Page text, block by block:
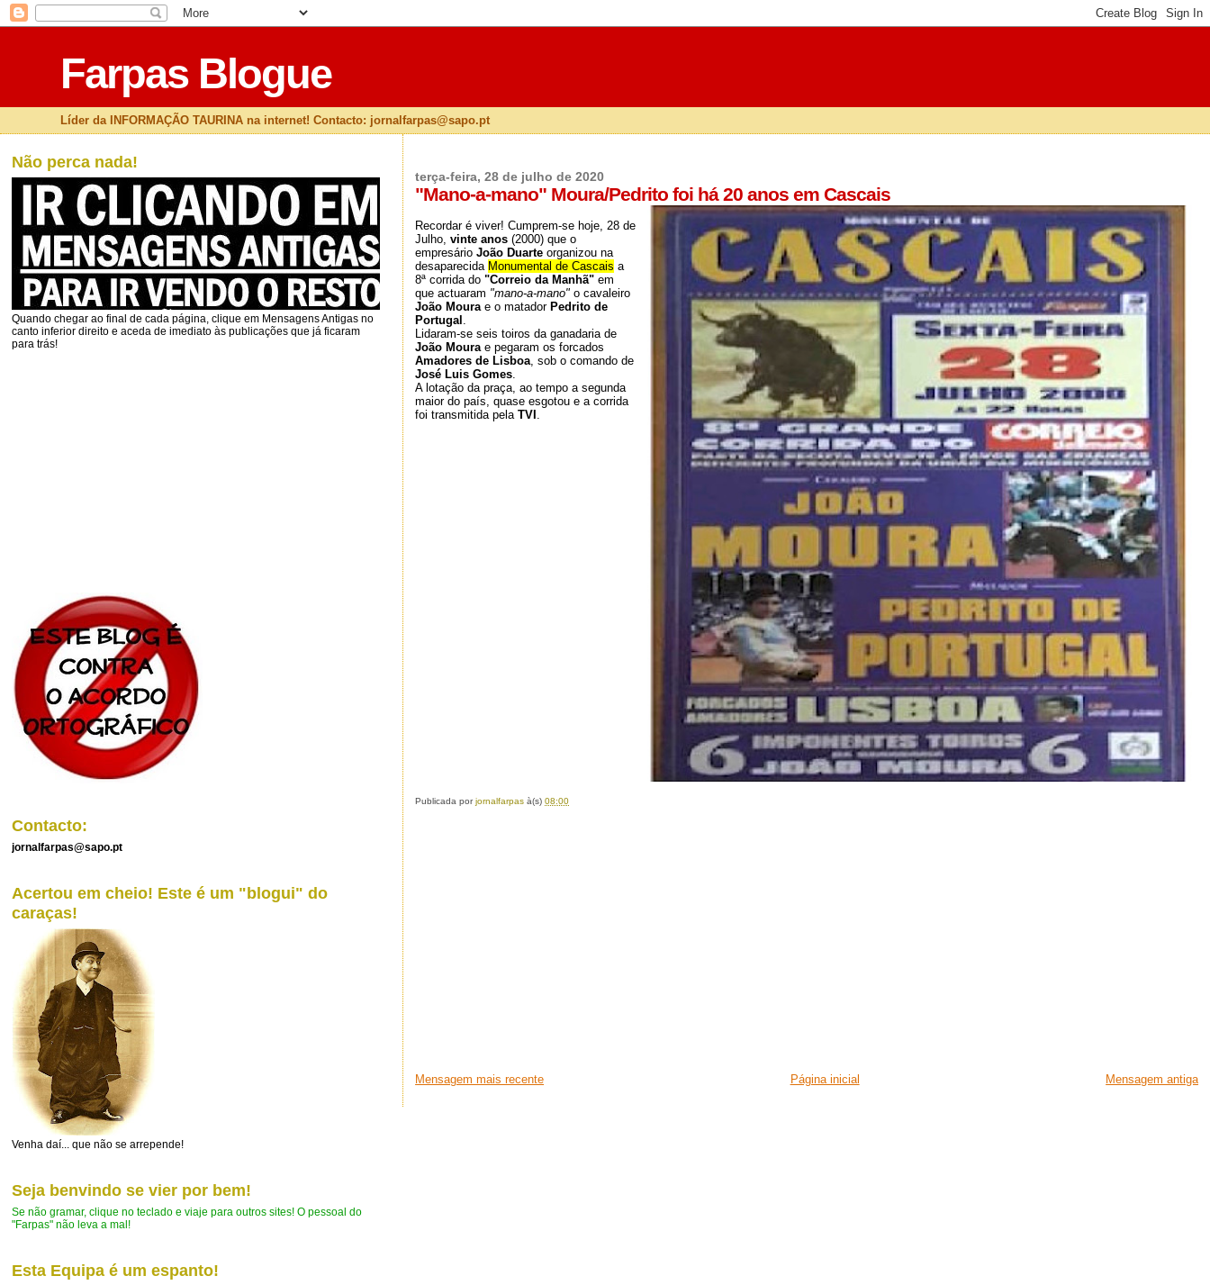
Farpas Blogue
Líder da INFORMAÇÃO TAURINA na internet! Contacto: jornalfarpas@sapo.pt
terça-feira, 28 de julho de 2020
"Mano-a-mano" Moura/Pedrito foi há 20 anos em Cascais
Recordar é viver! Cumprem-se hoje, 28 de
Julho,vinte anos (2000) que o
empresárioJoão Duarte organizou na
desaparecida Monumental de Cascais a
8ª corrida do"Correio da Manhã" em
que actuaram "mano-a-mano" o cavaleiro
João Mourae o matador Pedrito de
Portugal .
Lidaram-se seis toiros da ganadaria de
João Mourae pegaram os forcados
Amadores de Lisboa, sob o comando de
José Luis Gomes.
A lotação da praça, ao tempo a segunda
maior do país, quase esgotou e a corrida
foi transmitida pelaTVI .
Publicada porjornalfarpas à(s)08:00
Mensagem mais recente Mensagem antiga
Página inicial
Não perca nada!
Quando chegar ao final de cada página, clique em Mensagens Antigas no
canto inferior direito e aceda de imediato às publicações que já ficaram
para trás!
Contacto:
jornalfarpas@sapo.pt
Acertou em cheio! Este é um "blogui" do
caraças!
Venha daí... que não se arrepende!
Seja benvindo se vier por bem!
Se não gramar, clique no teclado e viaje para outros sites! O pessoal do
"Farpas" não leva a mal!
Esta Equipa é um espanto!